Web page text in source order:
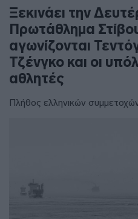
Ξεκινάει την
Πρωτάθλημα
αγωνίζονται
Τζένγκο και οι
αθλητές
Πλήθος ελληνικών